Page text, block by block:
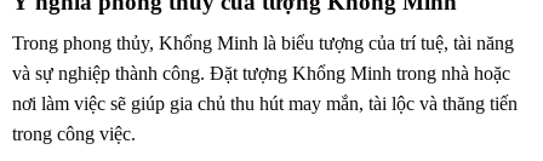
Trong phong thủy, Khổng Minh là biểu tượng của trí tuệ, tài năng
và sự nghiệp thành công. Đặt tượng Khổng Minh trong nhà hoặc
nơi làm việc sẽ giúp gia chủ thu hút may mắn, tài lộc và thăng tiến
trong công việc.